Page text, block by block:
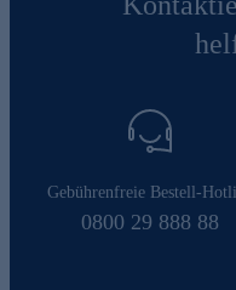
Gebührenfreie Bestell-
0800 29 888 88